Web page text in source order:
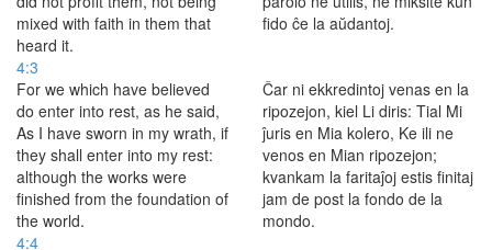
mixed with faith in them that
heard it.
fido ĉe la aŭdantoj.
4:3
For we which have believed
do enter into rest, as he said,
As I have sworn in my wrath, if
they shall enter into my rest:
although the works were
finished from the foundation of
the world.
Ĉar ni ekkredintoj venas en la
ripozejon, kiel Li diris: Tial Mi
ĵuris en Mia kolero, Ke ili ne
venos en Mian ripozejon;
kvankam la faritaĵoj estis finitaj
jam de post la fondo de la
mondo.
4:4